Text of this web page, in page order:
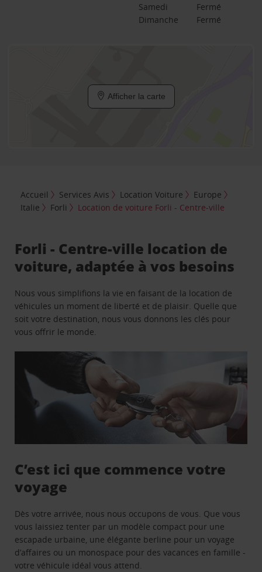
Samedi
Fermé
Dimanche
Fermé
Afficher la carte
Accueil Services Avis Location Voiture
Europe
Italie
Forli Location de voiture Forli - Centre-ville
Forli - Centre-ville location de
voiture, adaptée à vos besoins
Nous vous simplifions la vie en faisant de la location de
véhicules un moment de liberté et de plaisir. Quelle que
soit votre destination, nous vous donnons les clés pour
vous offrir le monde.
C’est ici que commence votre
voyage
Dès votre arrivée, nous nous occupons de vous. Que vous
vous laissiez tenter par un modèle compact pour une
escapade urbaine, une élégante berline pour un voyage
d’affaires ou un monospace pour des vacances en famille -
votre véhicule idéal vous attend.